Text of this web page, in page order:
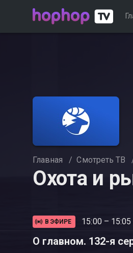
Главная / Смотреть ТВ
Охота и
В ЭФИРЕ 15:00 – 15:05
О главном. 132-я